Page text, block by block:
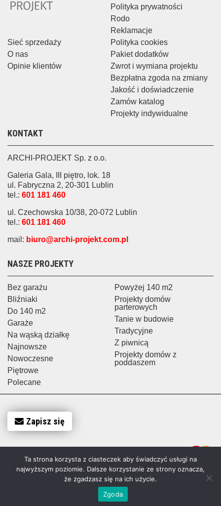
Sieć sprzedaży
O nas
Opinie klientów
Polityka prywatności
Rodo
Reklamacje
Polityka cookies
Pakiet dodatków
Zwrot i wymiana projektu
Bezpłatna zgoda na zmiany
Jakość i doświadczenie
Zamów katalog
Projekty indywidualne
NASZE PROJEKTY
Bez garażu
Bliźniaki
Do 140 m2
Garaże
Na wąską działkę
Najnowsze
Nowoczesne
Piętrowe
Polecane
Powyżej 140 m2
Projekty domów
parterowych
Tanie w budowie
Tradycyjne
Z piwnicą
Projekty domów z
poddaszem
KONTAKT
ARCHI-PROJEKT Sp. z o.o.
Galeria Gala, III piętro, lok. 18
ul. Fabryczna 2, 20-301 Lublin
tel.: 601 181 460
ul. Czechowska 10/38, 20-072 Lublin
tel.: 601 181 460
mail: biuro@archi-projekt.com.pl
Zapisz się
Ta strona korzysta z ciasteczek aby świadczyć usługi na
najwyższym poziomie. Dalsze korzystanie ze strony oznacza,
że zgadzasz się na ich użycie.
Zgoda